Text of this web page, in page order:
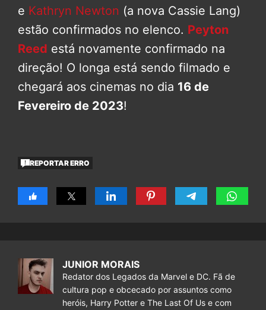
e Kathryn Newton (a nova Cassie Lang)
estão confirmados no elenco. Peyton
Reed está novamente confirmado na
direção! O longa está sendo filmado e
chegará aos cinemas no dia 16 de
Fevereiro de 2023!
REPORTAR ERRO
JUNIOR MORAIS
Redator dos Legados da Marvel e DC. Fã de
cultura pop e obcecado por assuntos como
heróis, Harry Potter e The Last Of Us e com